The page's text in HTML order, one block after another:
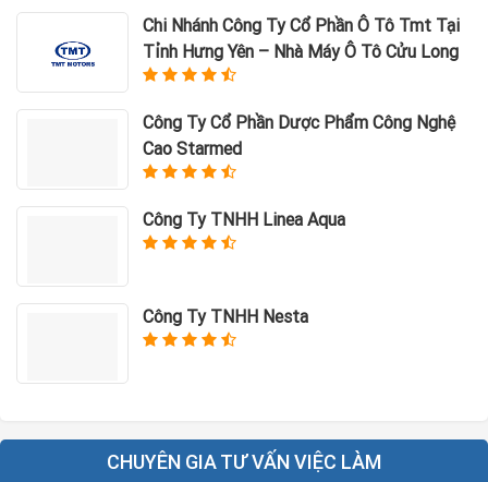
Chi Nhánh Công Ty Cổ Phần Ô Tô Tmt Tại
Tỉnh Hưng Yên – Nhà Máy Ô Tô Cửu Long
Công Ty Cổ Phần Dược Phẩm Công Nghệ
Cao Starmed
Công Ty TNHH Linea Aqua
Công Ty TNHH Nesta
CHUYÊN GIA TƯ VẤN VIỆC LÀM